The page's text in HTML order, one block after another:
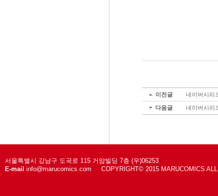
이전글
네이버시리
다음글
네이버시리
서울특별시 강남구 도곡로 115 거암빌딩 7층 (우)06253
E-mail info@marucomics.com COPYRIGHT© 2015 MARUCOMICS